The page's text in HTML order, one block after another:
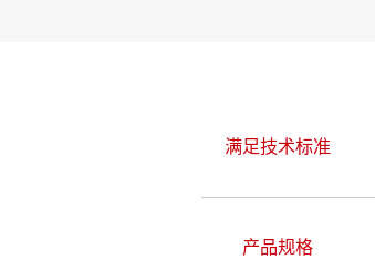
满足技术标准
产品规格